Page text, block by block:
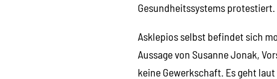
Gesundheitssystems protestiert.
Asklepios selbst befindet sich
Aussage von Susanne Jonak,
keine Gewerkschaft. Es geht